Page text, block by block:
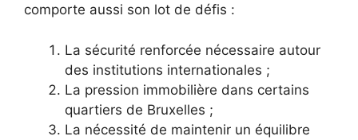
comporte aussi son lot de défis :
La sécurité renforcée nécessaire autour
des institutions internationales ;
La pression immobilière dans certains
quartiers de Bruxelles ;
La nécessité de maintenir un équilibre